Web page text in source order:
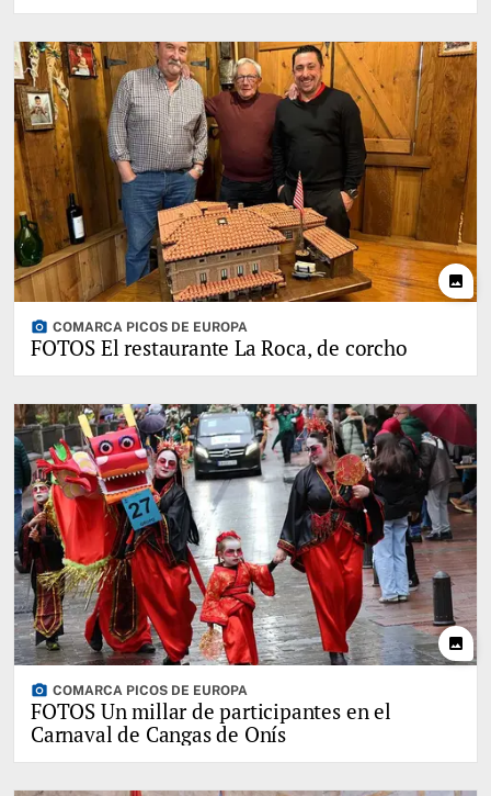
photo
photo_camera COMARCA PICOS DE EUROPA
FOTOS El restaurante La Roca, de corcho
photo
photo_camera COMARCA PICOS DE EUROPA
FOTOS Un millar de participantes en el
Carnaval de Cangas de Onís